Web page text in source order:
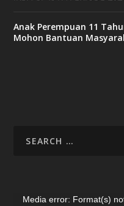
Anak Perempuan 11
Mohon Bantuan
Video
Media error: Format(s)